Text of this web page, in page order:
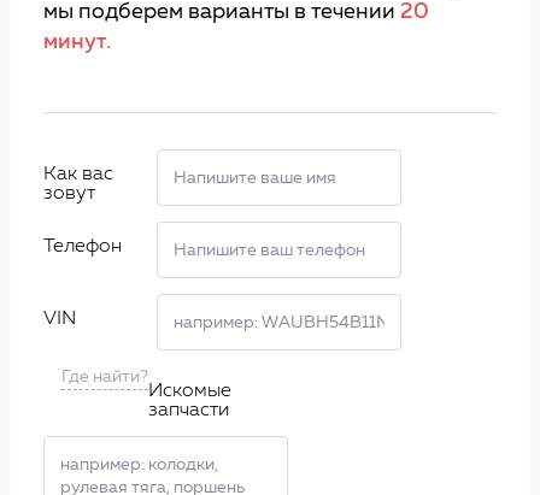
мы подберем варианты в течении 20
минут.
Как вас
зовут
Телефон
VIN
Где найти?
Искомые
запчасти